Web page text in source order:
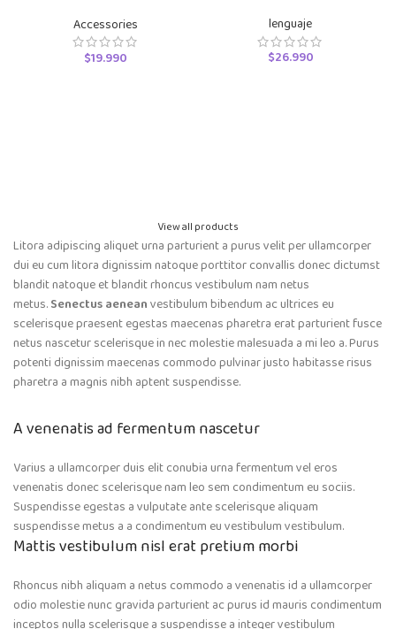
Accessories
$19.990
lenguaje
$26.990
View all products
Litora adipiscing aliquet urna parturient a purus velit per ullamcorper
dui eu cum litora dignissim natoque porttitor convallis donec dictumst
blandit natoque et blandit rhoncus vestibulum nam netus
metus.Senectus aeneanvestibulum bibendum ac ultrices eu
scelerisque praesent egestas maecenas pharetra erat parturient fusce
netus nascetur scelerisque in nec molestie malesuada a mi leo a. Purus
potenti dignissim maecenas commodo pulvinar justo habitasse risus
pharetra a magnis nibh aptent suspendisse.
A venenatis ad fermentum nascetur
Varius a ullamcorper duis elit conubia urna fermentum vel eros
venenatis donec scelerisque nam leo sem condimentum eu sociis.
Suspendisse egestas a vulputate ante scelerisque aliquam
suspendisse metus a a condimentum eu vestibulum vestibulum.
Mattis vestibulum nisl erat pretium morbi
Rhoncus nibh aliquam a netus commodo a venenatis id a ullamcorper
odio molestie nunc gravida parturient ac purus id mauris condimentum
inceptos nulla scelerisque a suspendisse a integer vestibulum